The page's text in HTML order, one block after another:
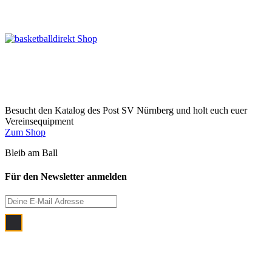
Besucht den Katalog des Post SV Nürnberg und holt euch euer
Vereinsequipment
Zum Shop
Bleib am Ball
Für den Newsletter anmelden